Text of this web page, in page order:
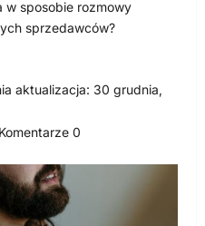
w sposobie rozmowy
sprzedawców?
aktualizacja: 30 grudnia,
Komentarze 0